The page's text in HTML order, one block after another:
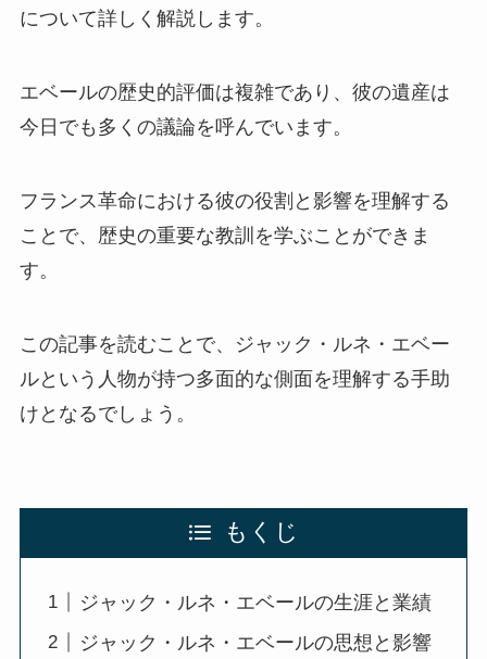
について詳しく解説します。
エベールの歴史的評価は複雑であり、彼の遺産は
今日でも多くの議論を呼んでいます。
フランス革命における彼の役割と影響を理解する
ことで、歴史の重要な教訓を学ぶことができま
す。
この記事を読むことで、ジャック・ルネ・エベー
ルという人物が持つ多面的な側面を理解する手助
けとなるでしょう。
もくじ
ジャック・ルネ・エベールの生涯と業績
ジャック・ルネ・エベールの思想と影響